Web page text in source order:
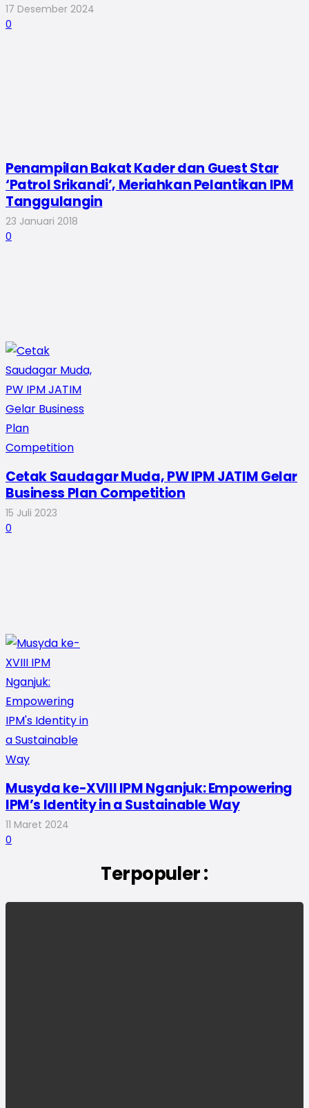
17 Desember 2024
0
Penampilan Bakat Kader dan Guest Star
‘Patrol Srikandi’, Meriahkan Pelantikan IPM
Tanggulangin
23 Januari 2018
0
Cetak Saudagar Muda, PW IPM JATIM Gelar
Business Plan Competition
15 Juli 2023
0
Musyda ke-XVIII IPM Nganjuk: Empowering
IPM’s Identity in a Sustainable Way
11 Maret 2024
0
Terpopuler :